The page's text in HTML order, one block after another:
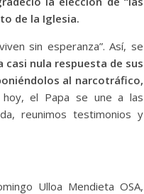
de la Iglesia.
sin esperanza”. Así, se
nula respuesta de sus
al narcotráfico,
hoy, el Papa se une a las
reunimos testimonios y
Ulloa Mendieta OSA,